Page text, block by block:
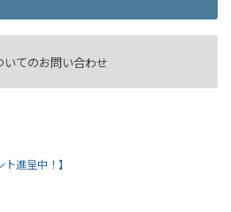
いてのお問い合わせ
進呈中！】